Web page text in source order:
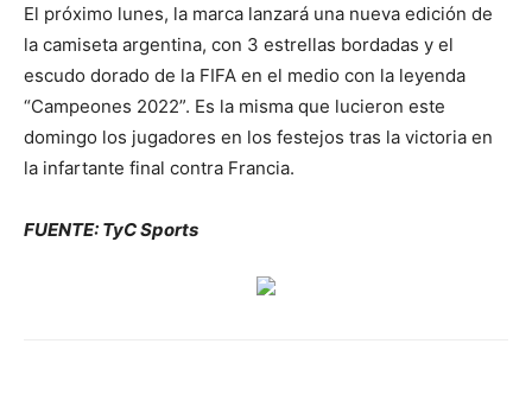
El próximo lunes, la marca lanzará una nueva edición de
la camiseta argentina, con 3 estrellas bordadas y el
escudo dorado de la FIFA en el medio con la leyenda
“Campeones 2022”. Es la misma que lucieron este
domingo los jugadores en los festejos tras la victoria en
la infartante final contra Francia.
FUENTE: TyC Sports